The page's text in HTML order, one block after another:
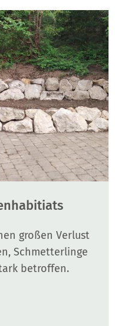
großen Verlust
Schmetterlinge
betroffen.